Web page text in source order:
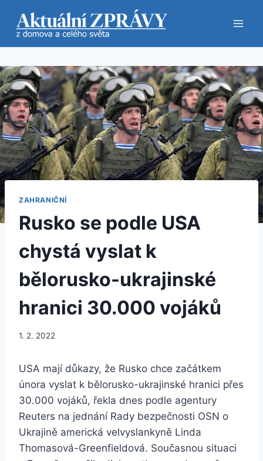
obsah
ZAHRANIČNÍ
Rusko se podle USA
chystá vyslat k
bělorusko-ukrajinské
hranici 30.000 vojáků
1. 2. 2022
USA mají důkazy, že Rusko chce začátkem
února vyslat k bělorusko-ukrajinské hranici přes
30.000 vojáků, řekla dnes podle agentury
Reuters na jednání Rady bezpečnosti OSN o
Ukrajině americká velvyslankyně Linda
Thomasová-Greenfieldová. Současnou situaci